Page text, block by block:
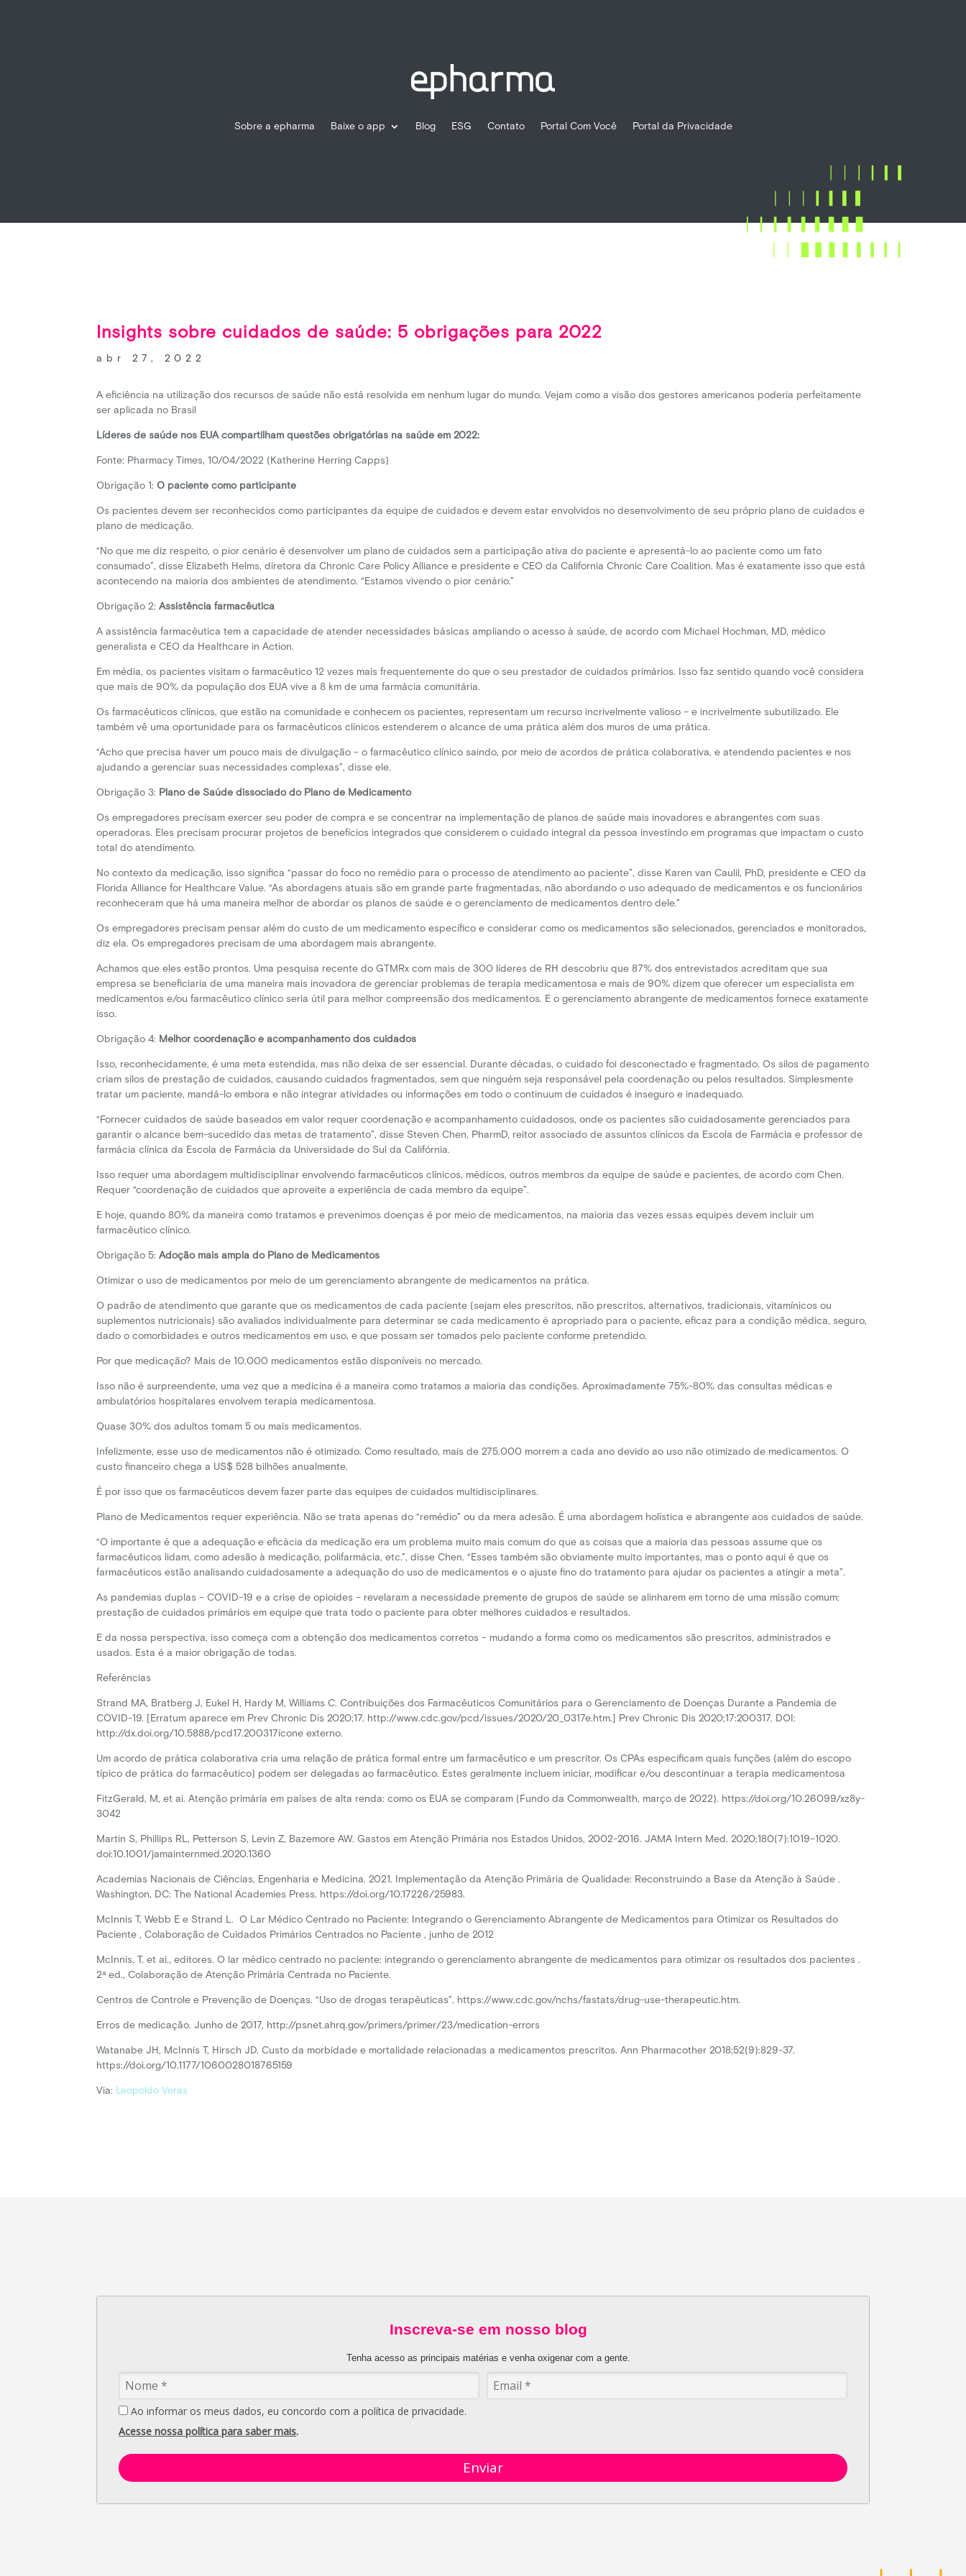
Sobre a epharma Baixe o app Blog ESG Contato Portal Com Você Portal da Privacidade
Insights sobre cuidados de saúde: 5 obrigações para 2022
abr 27, 2022
A eficiência na utilização dos recursos de saúde não está resolvida em nenhum lugar do mundo. Vejam como a visão dos gestores americanos poderia perfeitamente
ser aplicada no Brasil
Líderes de saúde nos EUA compartilham questões obrigatórias na saúde em 2022:
Fonte: Pharmacy Times, 10/04/2022 (Katherine Herring Capps)
Obrigação 1:O paciente como participante
Os pacientes devem ser reconhecidos como participantes da equipe de cuidados e devem estar envolvidos no desenvolvimento de seu próprio plano de cuidados e
plano de medicação.
“No que me diz respeito, o pior cenário é desenvolver um plano de cuidados sem a participação ativa do paciente e apresentá-lo ao paciente como um fato
consumado”, disse Elizabeth Helms, diretora da Chronic Care Policy Alliance e presidente e CEO da California Chronic Care Coalition. Mas é exatamente isso que está
acontecendo na maioria dos ambientes de atendimento. “Estamos vivendo o pior cenário.”
Obrigação 2:Assistência farmacêutica
A assistência farmacêutica tem a capacidade de atender necessidades básicas ampliando o acesso à saúde, de acordo com Michael Hochman, MD, médico
generalista e CEO da Healthcare in Action.
Em média, os pacientes visitam o farmacêutico 12 vezes mais frequentemente do que o seu prestador de cuidados primários. Isso faz sentido quando você considera
que mais de 90% da população dos EUA vive a 8 km de uma farmácia comunitária.
Os farmacêuticos clínicos, que estão na comunidade e conhecem os pacientes, representam um recurso incrivelmente valioso – e incrivelmente subutilizado. Ele
também vê uma oportunidade para os farmacêuticos clínicos estenderem o alcance de uma prática além dos muros de uma prática.
“Acho que precisa haver um pouco mais de divulgação – o farmacêutico clínico saindo, por meio de acordos de prática colaborativa, e atendendo pacientes e nos
ajudando a gerenciar suas necessidades complexas”, disse ele.
Obrigação 3: Plano de Saúde dissociado do Plano de Medicamento
Os empregadores precisam exercer seu poder de compra e se concentrar na implementação de planos de saúde mais inovadores e abrangentes com suas
operadoras. Eles precisam procurar projetos de benefícios integrados que considerem o cuidado integral da pessoa investindo em programas que impactam o custo
total do atendimento.
No contexto da medicação, isso significa “passar do foco no remédio para o processo de atendimento ao paciente”, disse Karen van Caulil, PhD, presidente e CEO da
Florida Alliance for Healthcare Value. “As abordagens atuais são em grande parte fragmentadas, não abordando o uso adequado de medicamentos e os funcionários
reconheceram que há uma maneira melhor de abordar os planos de saúde e o gerenciamento de medicamentos dentro dele.”
Os empregadores precisam pensar além do custo de um medicamento específico e considerar como os medicamentos são selecionados, gerenciados e monitorados,
diz ela. Os empregadores precisam de uma abordagem mais abrangente.
Achamos que eles estão prontos. Uma pesquisa recente do GTMRx com mais de 300 líderes de RH descobriu que 87% dos entrevistados acreditam que sua
empresa se beneficiaria de uma maneira mais inovadora de gerenciar problemas de terapia medicamentosa e mais de 90% dizem que oferecer um especialista em
medicamentos e/ou farmacêutico clínico seria útil para melhor compreensão dos medicamentos. E o gerenciamento abrangente de medicamentos fornece exatamente
isso.
Obrigação 4: Melhor coordenação e acompanhamento dos cuidados
Isso, reconhecidamente, é uma meta estendida, mas não deixa de ser essencial. Durante décadas, o cuidado foi desconectado e fragmentado. Os silos de pagamento
criam silos de prestação de cuidados, causando cuidados fragmentados, sem que ninguém seja responsável pela coordenação ou pelos resultados. Simplesmente
tratar um paciente, mandá-lo embora e não integrar atividades ou informações em todo o continuum de cuidados é inseguro e inadequado.
“Fornecer cuidados de saúde baseados em valor requer coordenação e acompanhamento cuidadosos, onde os pacientes são cuidadosamente gerenciados para
garantir o alcance bem-sucedido das metas de tratamento”, disse Steven Chen, PharmD, reitor associado de assuntos clínicos da Escola de Farmácia e professor de
farmácia clínica da Escola de Farmácia da Universidade do Sul da Califórnia.
Isso requer uma abordagem multidisciplinar envolvendo farmacêuticos clínicos, médicos, outros membros da equipe de saúde e pacientes, de acordo com Chen.
Requer “coordenação de cuidados que aproveite a experiência de cada membro da equipe”.
E hoje, quando 80% da maneira como tratamos e prevenimos doenças é por meio de medicamentos, na maioria das vezes essas equipes devem incluir um
farmacêutico clínico.
Obrigação 5:Adoção mais ampla do Plano de Medicamentos
Otimizar o uso de medicamentos por meio de um gerenciamento abrangente de medicamentos na prática.
O padrão de atendimento que garante que os medicamentos de cada paciente (sejam eles prescritos, não prescritos, alternativos, tradicionais, vitamínicos ou
suplementos nutricionais) são avaliados individualmente para determinar se cada medicamento é apropriado para o paciente, eficaz para a condição médica, seguro,
dado o comorbidades e outros medicamentos em uso, e que possam ser tomados pelo paciente conforme pretendido.
Por que medicação? Mais de 10.000 medicamentos estão disponíveis no mercado.
Isso não é surpreendente, uma vez que a medicina é a maneira como tratamos a maioria das condições. Aproximadamente 75%-80% das consultas médicas e
ambulatórios hospitalares envolvem terapia medicamentosa.
Quase 30% dos adultos tomam 5 ou mais medicamentos.
Infelizmente, esse uso de medicamentos não é otimizado. Como resultado, mais de 275.000 morrem a cada ano devido ao uso não otimizado de medicamentos. O
custo financeiro chega a US$ 528 bilhões anualmente.
É por isso que os farmacêuticos devem fazer parte das equipes de cuidados multidisciplinares.
Plano de Medicamentos requer experiência. Não se trata apenas do “remédio” ou da mera adesão. É uma abordagem holística e abrangente aos cuidados de saúde.
“O importante é que a adequação e eficácia da medicação era um problema muito mais comum do que as coisas que a maioria das pessoas assume que os
farmacêuticos lidam, como adesão à medicação, polifarmácia, etc.”, disse Chen. “Esses também são obviamente muito importantes, mas o ponto aqui é que os
farmacêuticos estão analisando cuidadosamente a adequação do uso de medicamentos e o ajuste fino do tratamento para ajudar os pacientes a atingir a meta”.
As pandemias duplas – COVID-19 e a crise de opioides – revelaram a necessidade premente de grupos de saúde se alinharem em torno de uma missão comum:
prestação de cuidados primários em equipe que trata todo o paciente para obter melhores cuidados e resultados.
E da nossa perspectiva, isso começa com a obtenção dos medicamentos corretos – mudando a forma como os medicamentos são prescritos, administrados e
usados. Esta é a maior obrigação de todas.
Referências
Strand MA, Bratberg J, Eukel H, Hardy M, Williams C. Contribuições dos Farmacêuticos Comunitários para o Gerenciamento de Doenças Durante a Pandemia de
COVID-19. [Erratum aparece em Prev Chronic Dis 2020;17. http://www.cdc.gov/pcd/issues/2020/20_0317e.htm.] Prev Chronic Dis 2020;17:200317. DOI:
http://dx.doi.org/10.5888/pcd17.200317ícone externo.
Um acordo de prática colaborativa cria uma relação de prática formal entre um farmacêutico e um prescritor. Os CPAs especificam quais funções (além do escopo
típico de prática do farmacêutico) podem ser delegadas ao farmacêutico. Estes geralmente incluem iniciar, modificar e/ou descontinuar a terapia medicamentosa
FitzGerald, M, et ai. Atenção primária em países de alta renda: como os EUA se comparam (Fundo da Commonwealth, março de 2022). https://doi.org/10.26099/xz8y-
3042
Martin S, Phillips RL, Petterson S, Levin Z, Bazemore AW. Gastos em Atenção Primária nos Estados Unidos, 2002-2016. JAMA Intern Med. 2020;180(7):1019–1020.
doi:10.1001/jamainternmed.2020.1360
Academias Nacionais de Ciências, Engenharia e Medicina. 2021. Implementação da Atenção Primária de Qualidade: Reconstruindo a Base da Atenção à Saúde .
Washington, DC: The National Academies Press. https://doi.org/10.17226/25983.
McInnis T, Webb E e Strand L. O Lar Médico Centrado no Paciente: Integrando o Gerenciamento Abrangente de Medicamentos para Otimizar os Resultados do
Paciente , Colaboração de Cuidados Primários Centrados no Paciente , junho de 2012
McInnis, T. et ai., editores. O lar médico centrado no paciente: integrando o gerenciamento abrangente de medicamentos para otimizar os resultados dos pacientes .
2ª ed., Colaboração de Atenção Primária Centrada no Paciente.
Centros de Controle e Prevenção de Doenças. “Uso de drogas terapêuticas”. https://www.cdc.gov/nchs/fastats/drug-use-therapeutic.htm.
Erros de medicação. Junho de 2017, http://psnet.ahrq.gov/primers/primer/23/medication-errors
Watanabe JH, McInnis T, Hirsch JD. Custo da morbidade e mortalidade relacionadas a medicamentos prescritos. Ann Pharmacother 2018;52(9):829-37.
https://doi.org/10.1177/1060028018765159
Via: Leopoldo Veras
Inscreva-se em nosso blog
Tenha acesso as principais matérias e venha oxigenar com a gente.
Ao informar os meus dados, eu concordo com a política de privacidade.
Acesse nossa política para saber mais.
Enviar